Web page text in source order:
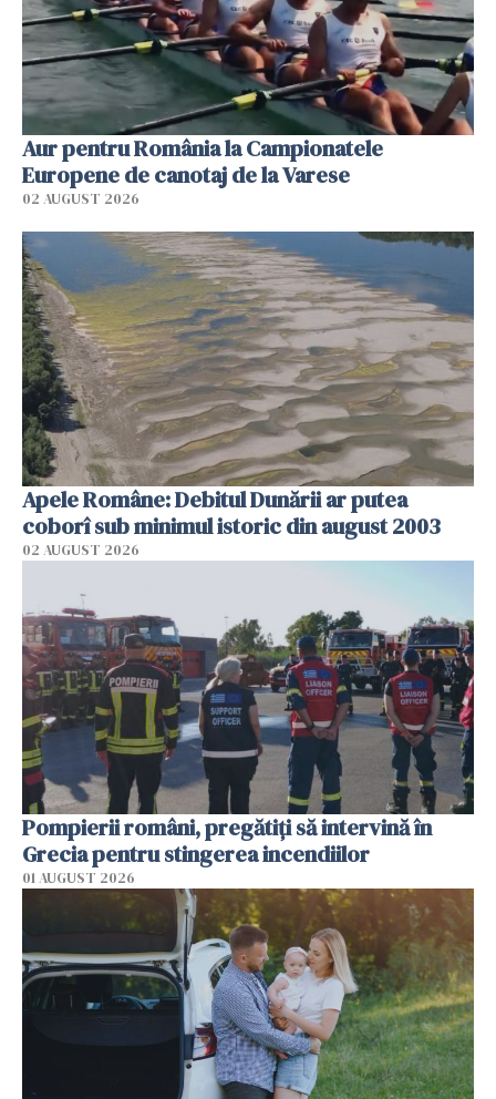
Aur pentru România la Campionatele
Europene de canotaj de la Varese
02 AUGUST 2026
Apele Române: Debitul Dunării ar putea
coborî sub minimul istoric din august 2003
02 AUGUST 2026
Pompierii români, pregătiţi să intervină în
Grecia pentru stingerea incendiilor
01 AUGUST 2026